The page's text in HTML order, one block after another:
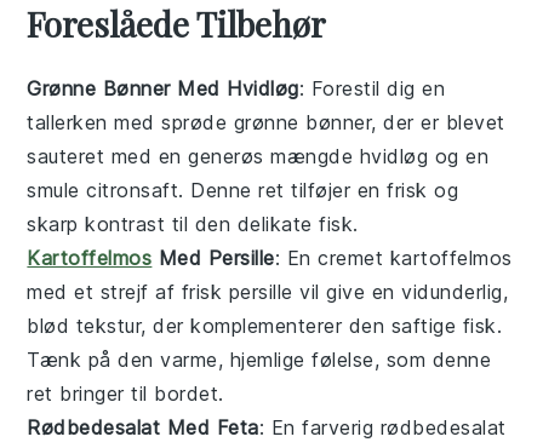
Foreslåede Tilbehør
Grønne Bønner Med Hvidløg: Forestil dig en
tallerken med sprøde grønne bønner, der er blevet
sauteret med en generøs mængde hvidløg og en
smulecitronsaft. Denne ret tilføjer en frisk og
skarp kontrast til den delikatefisk.
Kartoffelmos Med Persille: En cremet kartoffelmos
med et strejf af frisk persille vil give en vidunderlig,
blød tekstur, der komplementerer den saftige fisk.
Tænk på den varme, hjemlige følelse, som denne
ret bringer til bordet.
Rødbedesalat Med Feta: En farverig rødbedesalat